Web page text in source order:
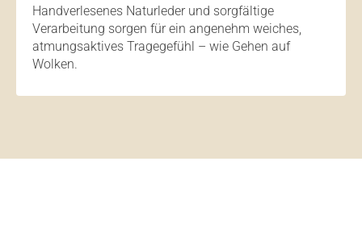
Handverlesenes Naturleder und sorgfältige
Verarbeitung sorgen für ein angenehm weiches,
atmungsaktives Tragegefühl – wie Gehen auf
Wolken.